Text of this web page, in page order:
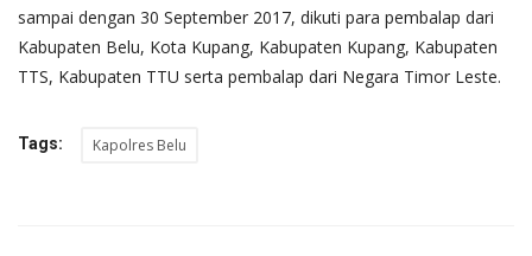
sampai dengan 30 September 2017, dikuti para pembalap dari
Kabupaten Belu, Kota Kupang, Kabupaten Kupang, Kabupaten
TTS, Kabupaten TTU serta pembalap dari Negara Timor Leste.
Tags: Kapolres Belu